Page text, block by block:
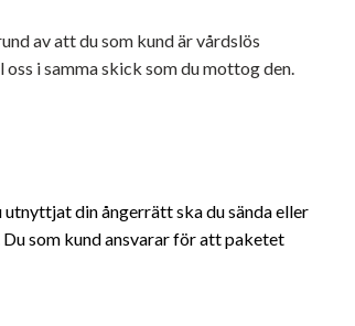
av att du som kund är vårdslös
i samma skick som du mottog den.
din ångerrätt ska du sända eller
som kund ansvarar för att paketet